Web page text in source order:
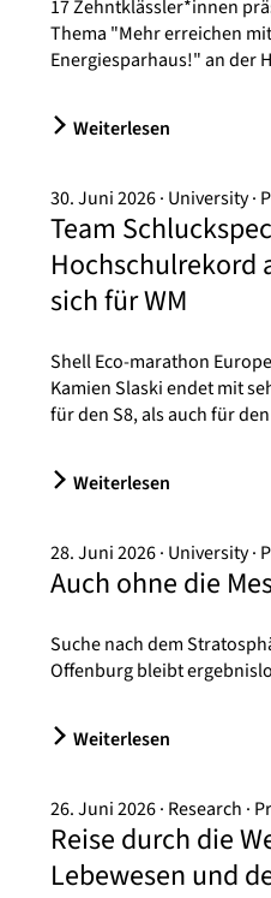
17 Zehntklässler*innen
Thema "Mehr erreichen
Energiesparhaus!" an der
Weiterlesen
30. Juni 2026 University
Team
Hochschulrekord
sich für WM
Shell Eco-marathon
Kamien Slaski endet mit
für den S8, als auch für den
Weiterlesen
28. Juni 2026 University
Auch ohne die
Suche nach dem
Offenburg bleibt
Weiterlesen
26. Juni 2026 Research
Reise durch die
Lebewesen und